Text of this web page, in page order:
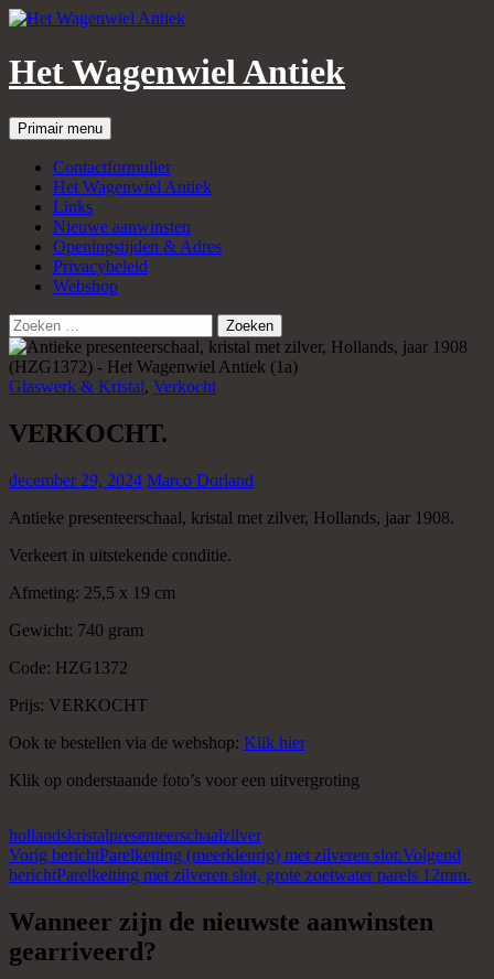
Het Wagenwiel Antiek
Zoeken
Primair menu
naar
inhoud
Contactformulier
Het Wagenwiel Antiek
Links
Nieuwe aanwinsten
Openingstijden & Adres
Privacybeleid
Webshop
Zoeken
naar:
Glaswerk & Kristal, Verkocht
VERKOCHT.
december 29, 2024 Marco Dorland
Antieke presenteerschaal, kristal met zilver, Hollands, jaar 1908.
Verkeert in uitstekende conditie.
Afmeting: 25,5 x 19 cm
Gewicht: 740 gram
Code: HZG1372
Prijs: VERKOCHT
Ook te bestellen via de webshop: Klik hier
Klik op onderstaande foto’s voor een uitvergroting
hollandskristalpresenteerschaalzilver
Berichtnavigatie
Vorig berichtParelketting (meerkleurig) met zilveren slot.Volgend
berichtParelketting met zilveren slot, grote zoetwater parels 12mm.
Wanneer zijn de nieuwste aanwinsten
gearriveerd?